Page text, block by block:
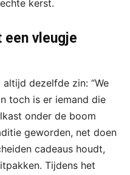
kerst.
een vleugje
dezelfde zin: “We
toch is er iemand die
onder de boom
geworden, net doen
cadeaus houdt,
Tijdens het